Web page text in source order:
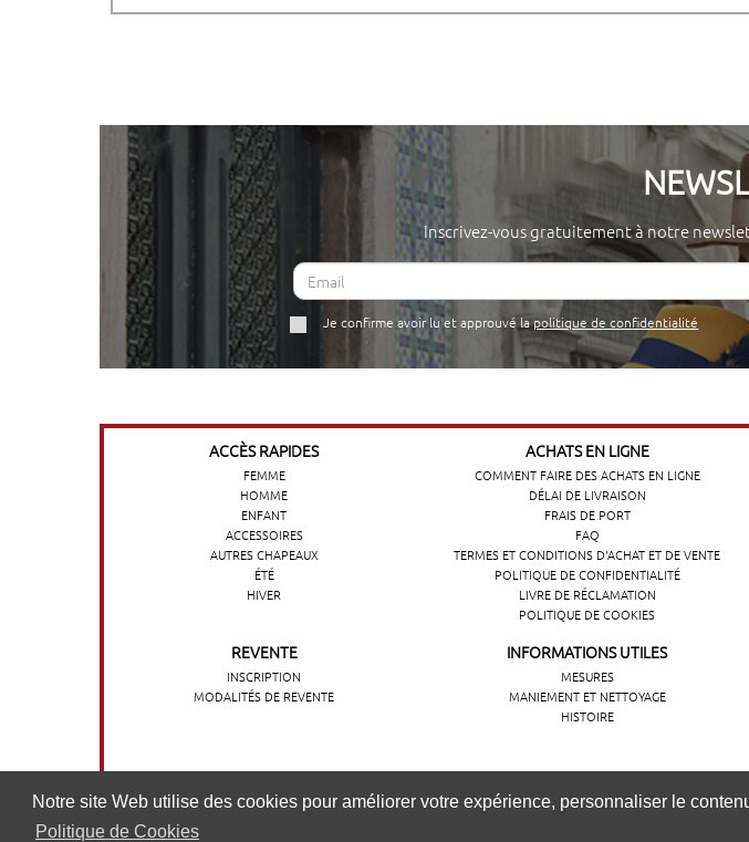
O nosso website utiliza cookies para melhorar a sua experiência de navegação,
nossaPolítica de cookies
Notre site Web utilise des cookies pour améliorer votre expérience, personnaliser le
Politique de Cookies
Inscrivez-vous gratuitement à notre
Je confirme avoir lu et approuvé lapolitique de confidentialité
ACCÈS RAPIDES
FEMME
HOMME
ENFANT
ACCESSOIRES
AUTRES CHAPEAUX
ÉTÉ
HIVER
ACHATS EN LIGNE
COMMENT FAIRE DES ACHATS EN LIGNE
DÉLAI DE LIVRAISON
FRAIS DE PORT
FAQ
TERMES ET CONDITIONS D'ACHAT ET DE VENTE
POLITIQUE DE CONFIDENTIALITÉ
LIVRE DE RÉCLAMATION
POLITIQUE DE COOKIES
REVENTE
INSCRIPTION
MODALITÉS DE REVENTE
INFORMATIONS UTILES
MESURES
MANIEMENT ET NETTOYAGE
HISTOIRE